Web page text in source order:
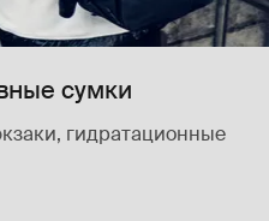
сумки
гидратационные